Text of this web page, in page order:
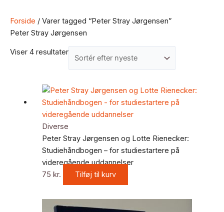
Forside / Varer tagged “Peter Stray Jørgensen”
Peter Stray Jørgensen
Viser 4 resultater
Diverse
Peter Stray Jørgensen og Lotte Rienecker:
Studiehåndbogen – for studiestartere på
videregående uddannelser
75 kr. Tilføj til kurv